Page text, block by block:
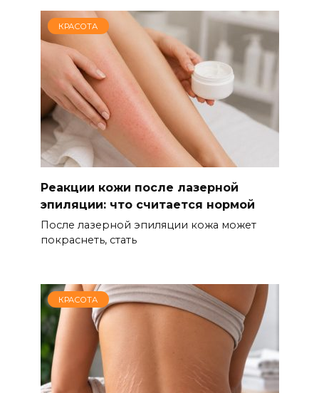
КРАСОТА
Реакции кожи после лазерной
эпиляции: что считается нормой
После лазерной эпиляции кожа может
покраснеть, стать
КРАСОТА